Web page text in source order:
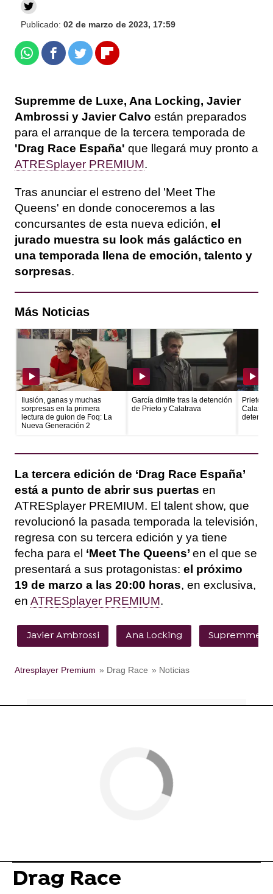
Publicado: 02 de marzo de 2023, 17:59
WhatsappFacebook
TwitterFlipboard
Supremme de Luxe, Ana Locking, Javier
Ambrossi y Javier Calvo están preparados
para el arranque de la tercera temporada de
'Drag Race España' que llegará muy pronto a
ATRESplayer PREMIUM.
Tras anunciar el estreno del 'Meet The
Queens' en donde conoceremos a las
concursantes de esta nueva edición, el
jurado muestra su look más galáctico en
una temporada llena de emoción, talento y
sorpresas.
Más Noticias
Ilusión, ganas y muchas
sorpresas en la primera
lectura de guion de Foq: La
Nueva Generación 2
García dimite tras la detención
de Prieto y Calatrava
Prieto
La tercera edición de ‘Drag Race España’
está a punto de abrir sus puertas en
ATRESplayer PREMIUM. El talent show, que
revolucionó la pasada temporada la televisión,
regresa con su tercera edición y ya tiene
fecha para el ‘Meet The Queens’ en el que se
presentará a sus protagonistas: el próximo
19 de marzo a las 20:00 horas, en exclusiva,
en ATRESplayer PREMIUM.
Javier Ambrossi Ana Locking Supremme
Atresplayer Premium » Drag Race » Noticias
Drag Race